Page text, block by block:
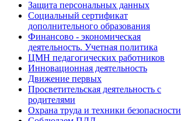
Защита персональных данных
Социальный сертификат
дополнительного образования
Финансово - экономическая
деятельность. Учетная политика
ЦМН педагогических работников
Инновационная деятельность
Движение первых
Просветительская деятельность с
родителями
Охрана труда и техники безопасности